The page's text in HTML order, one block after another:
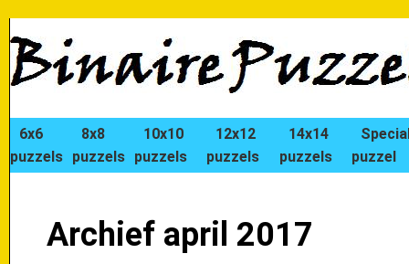
6x6
puzzels
8x8
puzzels
10x10
puzzels
12x12
puzzels
14x14
puzzels
puzzel
Archief april 2017